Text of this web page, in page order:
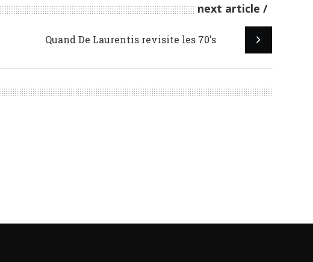
next article
Quand De Laurentis revisite les 70's